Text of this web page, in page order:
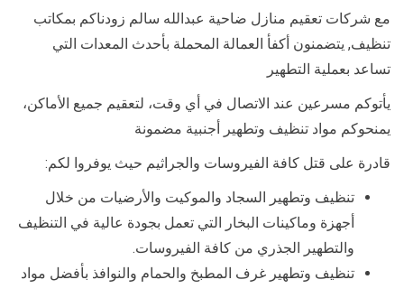
مع شركات تعقيم منازل ضاحية عبدالله سالم زودناكم بمكاتب
تنظيف, يتضمنون أكفأ العمالة المحملة بأحدث المعدات التي
تساعد بعملية التطهير
يأتوكم مسرعين عند الاتصال في أي وقت، لتعقيم جميع الأماكن،
يمنحوكم مواد تنظيف وتطهير أجنبية مضمونة
قادرة على قتل كافة الفيروسات والجراثيم حيث يوفروا لكم:
تنظيف وتطهير السجاد والموكيت والأرضيات من خلال
أجهزة وماكينات البخار التي تعمل بجودة عالية في التنظيف
والتطهير الجذري من كافة الفيروسات.
تنظيف وتطهير غرف المطبخ والحمام والنوافذ بأفضل مواد